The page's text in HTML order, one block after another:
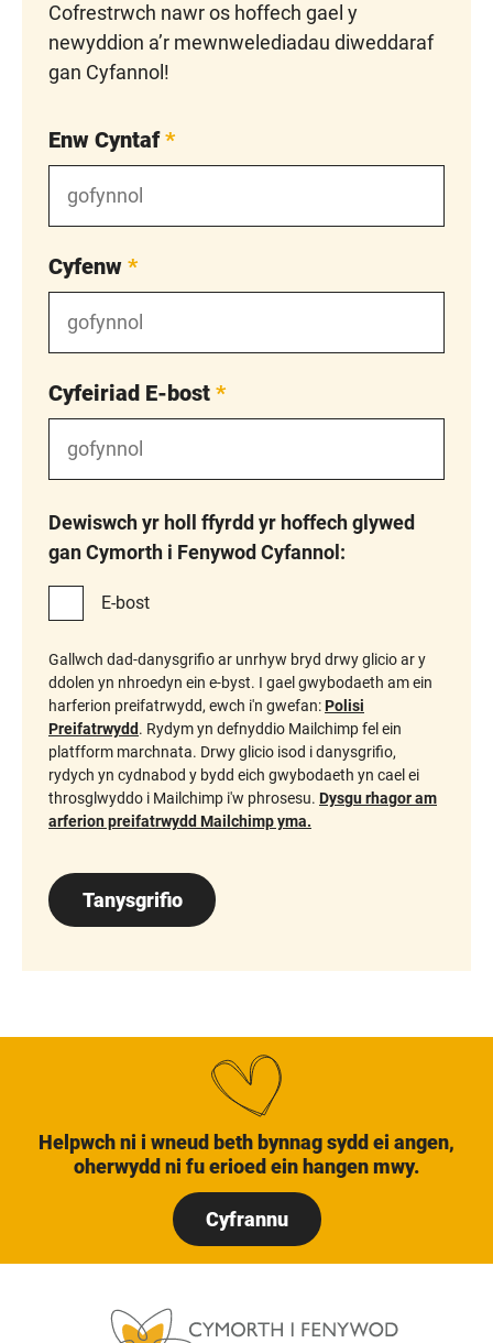
Cofrestrwch nawr os hoffech gael y
newyddion a’r mewnwelediadau diweddaraf
gan Cyfannol!
Enw Cyntaf*
Cyfenw *
Cyfeiriad E-bost *
Dewiswch yr holl ffyrdd yr hoffech glywed
gan Cymorth i Fenywod Cyfannol:
E-bost
Gallwch dad-danysgrifio ar unrhyw bryd drwy glicio ar y
ddolen yn nhroedyn ein e-byst. I gael gwybodaeth am ein
harferion preifatrwydd, ewch i'n gwefan:Polisi
Preifatrwydd. Rydym yn defnyddio Mailchimp fel ein
platfform marchnata. Drwy glicio isod i danysgrifio,
rydych yn cydnabod y bydd eich gwybodaeth yn cael ei
throsglwyddo i Mailchimp i'w phrosesu. Dysgu rhagor am
arferion preifatrwydd Mailchimp yma.
Tanysgrifio
Helpwch ni i wneud beth bynnag sydd ei angen,
oherwydd ni fu erioed ein hangen mwy.
Cyfrannu